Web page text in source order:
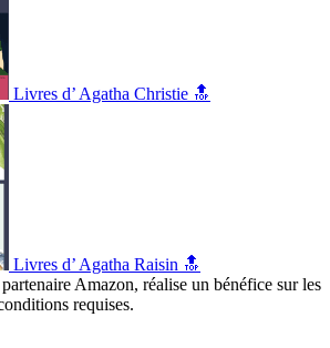
Livres d’ Agatha Christie 🔝
Livres d’ Agatha Raisin 🔝
Amazon, réalise un bénéfice sur les
requises.